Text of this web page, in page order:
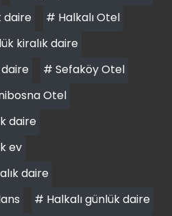
daire
# Halkalı Otel
kiralık daire
daire
# Sefaköy Otel
Otel
daire
ev
daire
# Halkalı günlük daire